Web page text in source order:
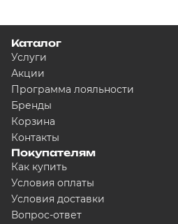
Каталог
Услуги
Акции
Программа лояльности
Бренды
Корзина
Контакты
Покупателям
Как купить
Условия оплаты
Условия доставки
Вопрос-ответ